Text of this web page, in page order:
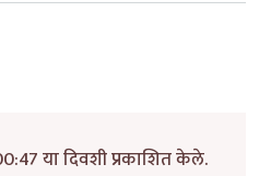
या दिवशी प्रकाशित केले.